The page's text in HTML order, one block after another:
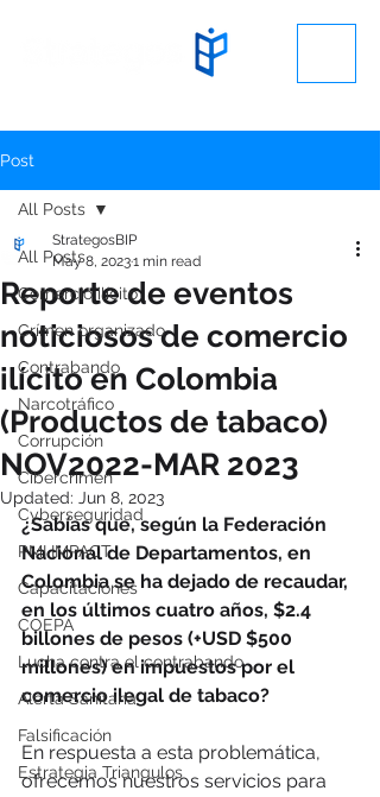
Post
All Posts
Comercio ilícito
Crímen organizado
Contrabando
Narcotráfico
Corrupción
Cibercrimen
Cyberseguridad
PMI IMPACT
Capacitaciones
COEPA
Lucha contra el contrabando
Alerta Sanitaria
Falsificación
Estrategia Triangulos
All Posts
Reporte de eventos
noticiosos de comercio
ilícito en Colombia
(Productos de tabaco)
NOV2022-MAR 2023
StrategosBIP
May 8, 20231 min read
Updated: Jun 8, 2023
¿Sabías que, según la Federación
Nacional de Departamentos, en
Colombia se ha dejado de recaudar,
en los últimos cuatro años, $2.4
billones de pesos (+USD $500
millones) en impuestos por el
comercio ilegal de tabaco?
En respuesta a esta problemática,
ofrecemos nuestros servicios para